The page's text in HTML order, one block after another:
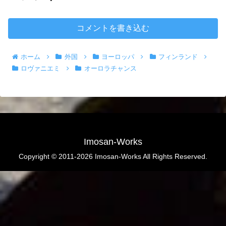
コメントを書き込む
ホーム 外国 ヨーロッパ
フィンランド
ロヴァニエミ
オーロラチャンス
Imosan-Works
Copyright © 2011-2026 Imosan-Works All Rights Reserved.